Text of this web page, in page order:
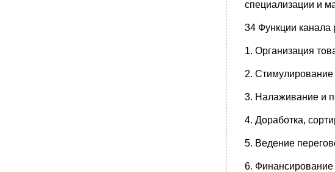
специализации и
34 Функции канала
1. Организация
2.
3. Налаживание и
4. Доработка,
5. Ведение
6.